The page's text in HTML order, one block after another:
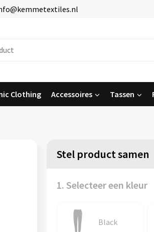
Clothing Accessoires Tassen
Stel product samen
1. Selecteer een kleur
Black